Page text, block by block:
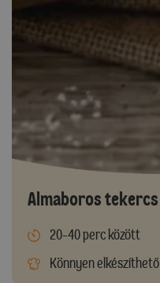
Almaboros tekercs
20-40 perc között
Könnyen elkészíthető